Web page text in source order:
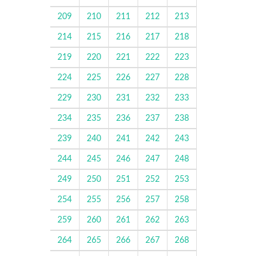
209 210 211 212 213
214 215 216 217 218
219 220 221 222 223
224 225 226 227 228
229 230 231 232 233
234 235 236 237 238
239 240 241 242 243
244 245 246 247 248
249 250 251 252 253
254 255 256 257 258
259 260 261 262 263
264 265 266 267 268